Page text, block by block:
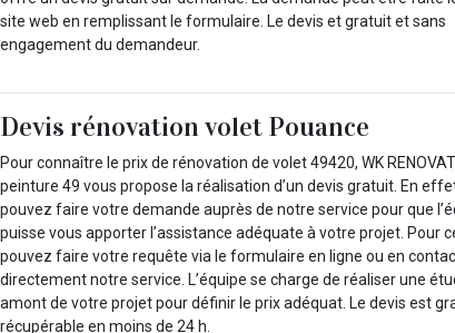
site web en remplissant le formulaire. Le devis et gratuit et sans
engagement du demandeur.
Devis rénovation volet Pouance
Pour connaître le prix de rénovation de volet 49420, WK
peinture 49 vous propose la réalisation d’un devis gratuit. En
pouvez faire votre demande auprès de notre service pour que
puisse vous apporter l’assistance adéquate à votre projet. Pour
pouvez faire votre requête via le formulaire en ligne ou en
directement notre service. L’équipe se charge de réaliser une
amont de votre projet pour définir le prix adéquat. Le devis est
récupérable en moins de 24 h.